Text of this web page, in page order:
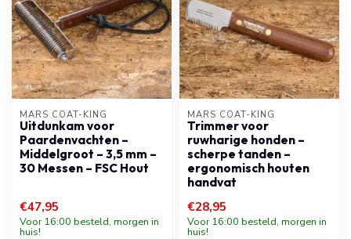
MARS COAT-KING
Uitdunkam voor
Paardenvachten –
Middelgroot – 3,5 mm –
30 Messen – FSC Hout
€47,95
Voor 16:00 besteld, morgen in
huis!
MARS COAT-KING
Trimmer voor
ruwharige honden –
scherpe tanden –
ergonomisch houten
handvat
€28,95
Voor 16:00 besteld, morgen in
huis!